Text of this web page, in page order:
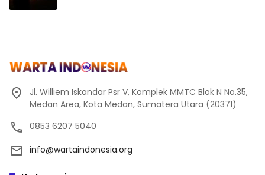
Jl. Williem Iskandar Psr V, Komplek MMTC Blok N No.35,
Medan Area, Kota Medan, Sumatera Utara (20371)
0853 6207 5040
info@wartaindonesia.org